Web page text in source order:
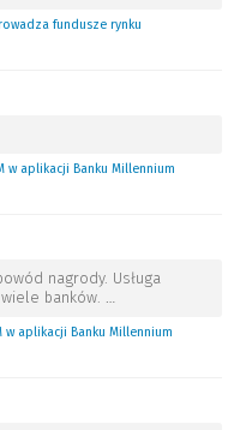
fundusze rynku
w aplikacji Banku Millennium
nagrody. Usługa
banków.
w aplikacji Banku Millennium